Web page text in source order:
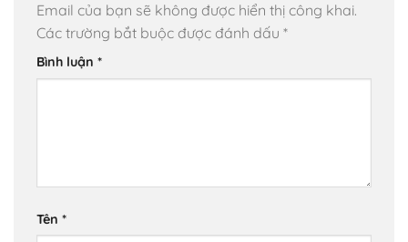
Email của bạn sẽ không được hiển thị công khai.
Các trường bắt buộc được đánh dấu *
Bình luận *
Tên *